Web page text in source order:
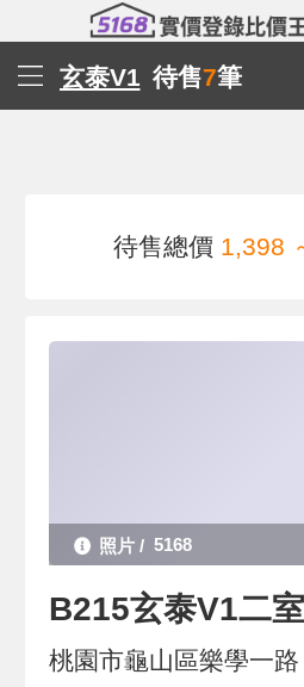
待售總價 1,398
5168
B215玄泰V1二
桃園市龜山區樂學一路
玄泰V1 待售7筆